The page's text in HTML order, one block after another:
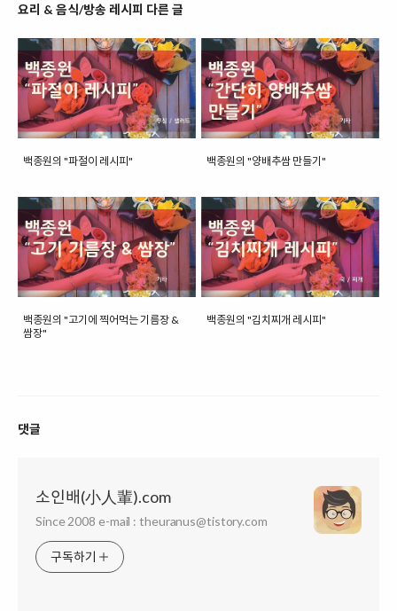
요리 & 음식/방송 레시피 다른 글
백종원의 "파절이 레시피" 백종원의 "양배추쌈 만들기"
백종원의 "고기에 찍어먹는 기름장 &
쌈장"
백종원의 "김치찌개 레시피"
댓글
소인배(小人輩).com
Since 2008 e-mail : theuranus@tistory.com
구독하기